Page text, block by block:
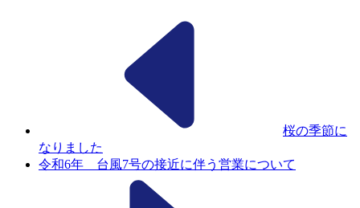
桜の季節に
なりました
令和6年 台風7号の接近に伴う営業について